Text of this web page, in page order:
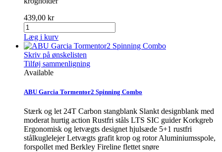
439,00 kr
Læg i kurv
Skriv på ønskelisten
Tilføj sammenligning
Available
ABU Garcia Tormentor2 Spinning Combo
Stærk og let 24T Carbon stangblank Slankt designblank med
moderat hurtig action Rustfri ståls LTS SIC guider Korkgreb
Ergonomisk og letvægts designet hjulsæde 5+1 rustfri
stålkuglelejer Letvægts grafit krop og rotor Aluminiumsspole,
forspollet med Berkley Fireline flettet snøre